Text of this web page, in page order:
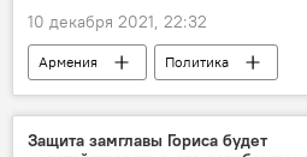
10 декабря 2021, 22:32
Армения
Политика
Роберт Кочарян
Новости
борьба
Защита замглавы Гориса будет